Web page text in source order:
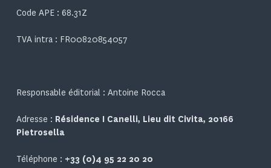
Code APE : 68.31Z
TVA intra : FR00820854057
Responsable éditorial : Antoine Rocca
Adresse : Résidence I Canelli, Lieu dit Civita, 20166
Pietrosella
Téléphone : +33 (0)4 95 22 20 20